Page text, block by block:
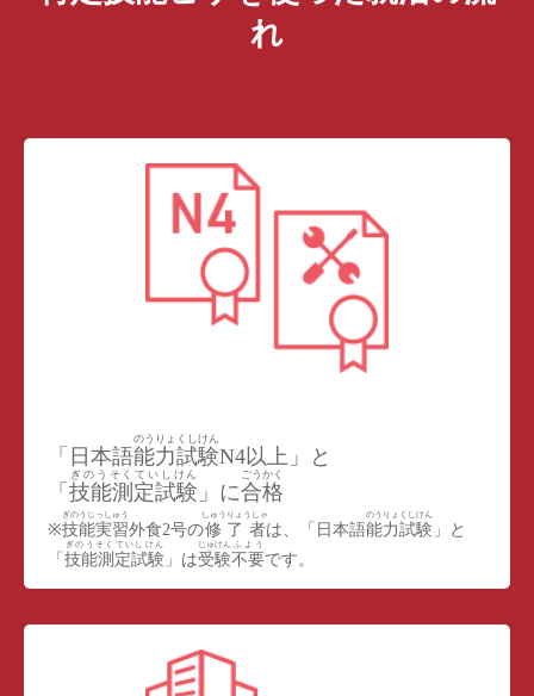
れ
「日本語能力試験
のうりょくしけん
N4以上」と
「技能測定試験
ぎのうそくていしけん
」に合格
ごうかく
※技能実習
ぎのうじっしゅう
外食2号の修了者
しゅうりょうしゃ
は、「日本語能力試験
のうりょくしけん
」と
「技能測定試験
ぎのうそくていしけん
」は受験
じゅけん
不要
ふよう
です。